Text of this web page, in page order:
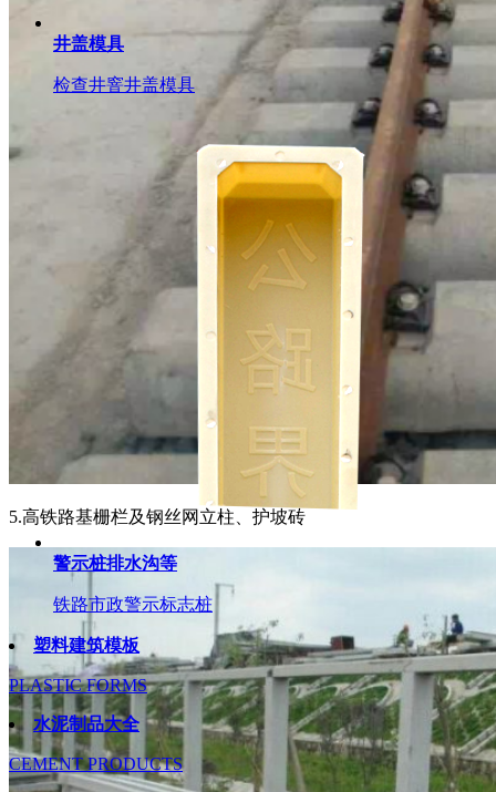
井盖模具
检查井窨井盖模具
警示桩排水沟等
铁路市政警示标志桩
塑料建筑模板
PLASTIC FORMS
水泥制品大全
CEMENT PRODUCTS
5.高铁路基栅栏及钢丝网立柱、护坡砖